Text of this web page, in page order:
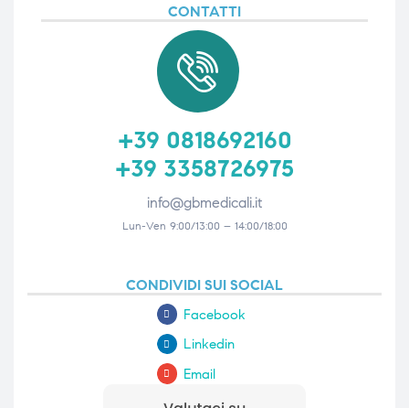
CONTATTI
+39 0818692160
+39 3358726975
info@gbmedicali.it
Lun-Ven 9:00/13:00 – 14:00/18:00
CONDIVIDI SUI SOCIAL
Facebook
Linkedin
Email